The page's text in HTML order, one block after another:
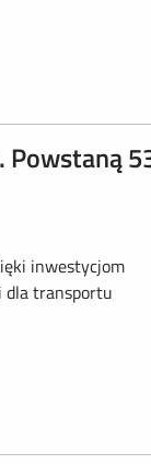
Powstaną
inwestycjom
dla transportu